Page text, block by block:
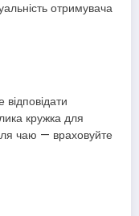
отримувача
кружка для
чаю — враховуйте